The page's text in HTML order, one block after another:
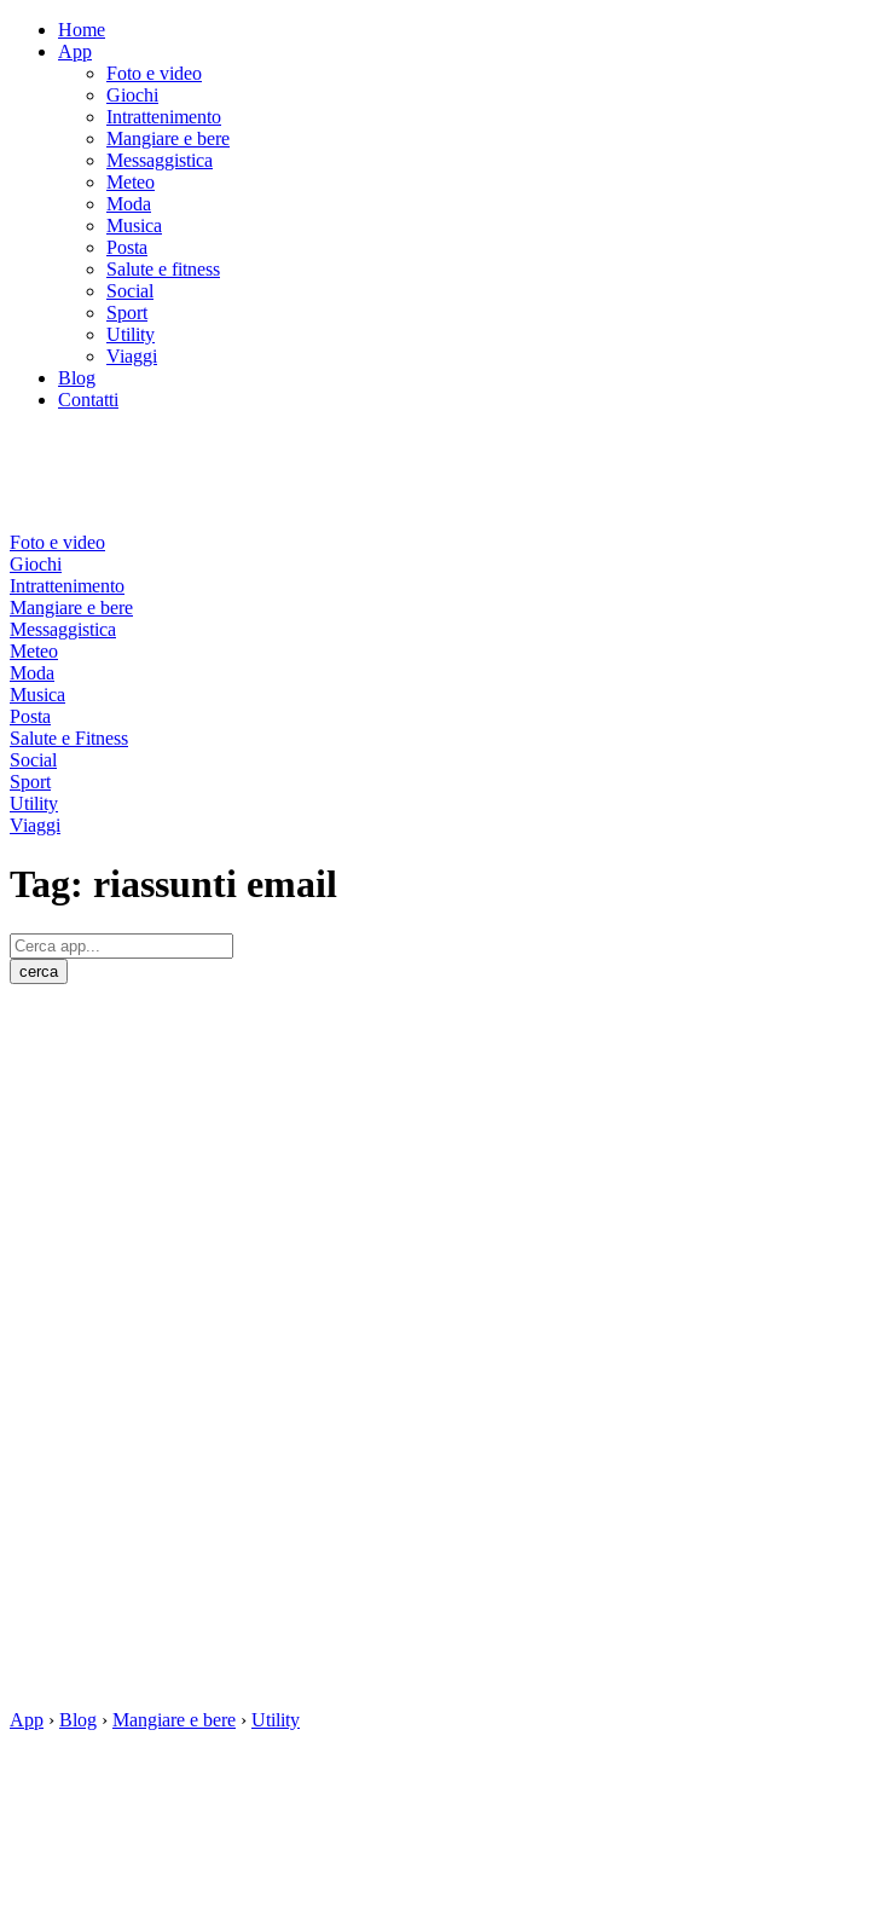
Home
App
Foto e video
Giochi
Intrattenimento
Mangiare e bere
Messaggistica
Meteo
Moda
Musica
Posta
Salute e fitness
Social
Sport
Utility
Viaggi
Blog
Contatti
Foto e video
Giochi
Intrattenimento
Mangiare e bere
Messaggistica
Meteo
Moda
Musica
Posta
Salute e Fitness
Social
Sport
Utility
Viaggi
Tag: riassunti email
App › Blog › Mangiare e bere › Utility